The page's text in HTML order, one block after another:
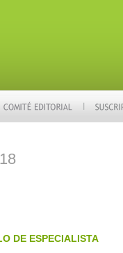
DE ESPECIALISTA